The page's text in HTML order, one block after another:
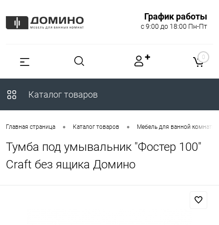
График работы
с 9:00 до 18:00 Пн-Пт
✚ 0
Каталог товаров
Главная страница • Каталог товаров • Мебель для ванной комнаты
Тумба под умывальник "Фостер 100"
Craft без ящика Домино